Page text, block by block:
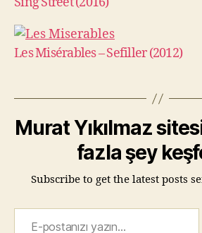
Les Misérables – Sefiller (2012)
Murat Yıkılmaz
fazla şey
Subscribe to get the latest posts
E-postanızı yazın…